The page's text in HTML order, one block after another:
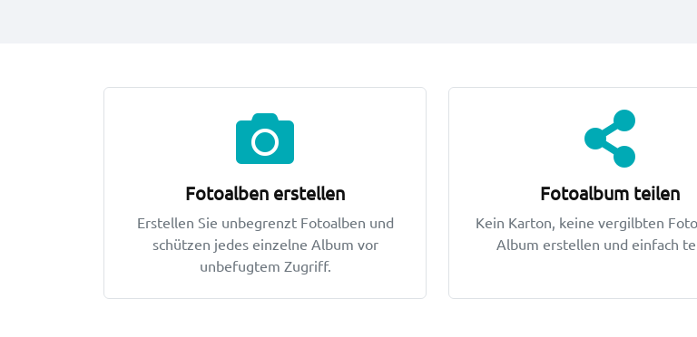
Hauptfunktionen
Fotoalben erstellen
Erstellen Sie unbegrenzt Fotoalben und
schützen jedes einzelne Album vor
unbefugtem Zugriff.
Fotoalbum teilen
Kein Karton, keine vergilbten
Album erstellen und einfach